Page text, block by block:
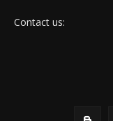
Contact us: